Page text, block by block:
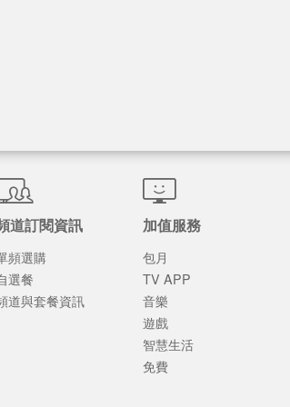
道訂閱資訊
頻選購
選餐
道與套餐資訊
加值服務
包月
TV APP
音樂
遊戲
智慧生活
免費